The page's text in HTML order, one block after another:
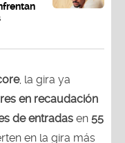
, la gira ya
en recaudación
de entradas en 55
en la gira más